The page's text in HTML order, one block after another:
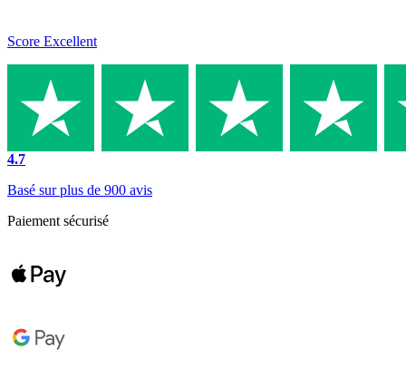
Score Excellent
4.7
Basé sur plus de 900 avis
Paiement sécurisé